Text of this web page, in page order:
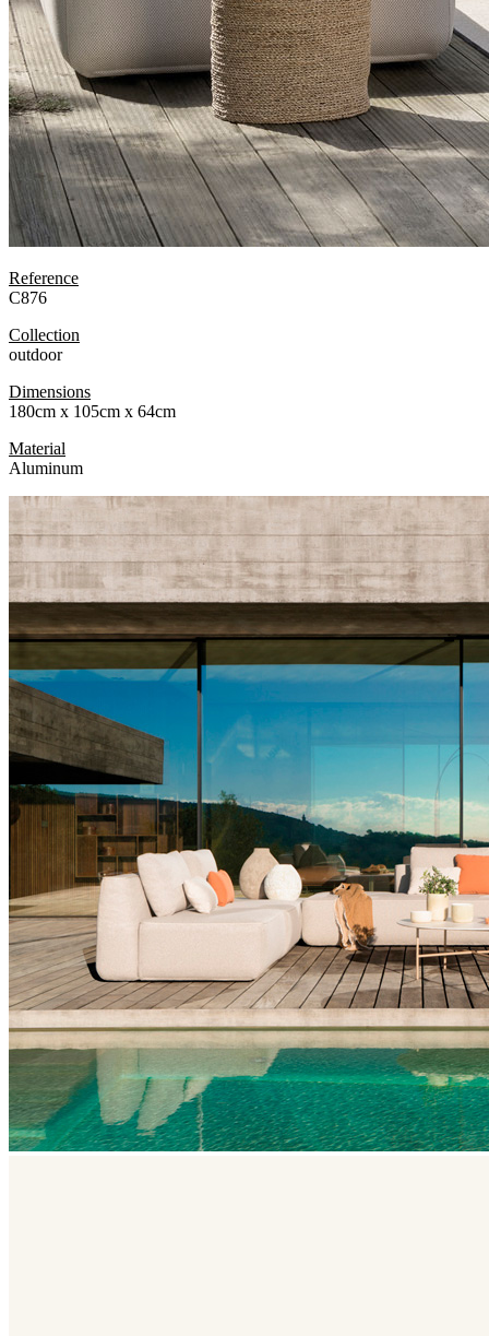
Reference
C876
Collection
outdoor
Dimensions
180cm x 105cm x 64cm
Material
Aluminum